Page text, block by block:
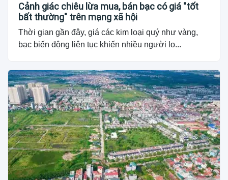
Cảnh giác chiêu lừa mua, bán bạc có giá "tốt
bất thường" trên mạng xã hội
Thời gian gần đây, giá các kim loại quý như vàng,
bạc biến động liên tục khiến nhiều người lo...